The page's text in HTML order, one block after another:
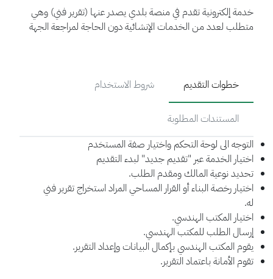
خدمة إلكترونية تقدم في منصة بلدي يصدر عنها (تقرير فني) وهي
متطلب لعدد من الخدمات الإنشائية دون الحاجة لمراجعة الجهة
خطوات التقديم شروط الاستخدام
المستندات المطلوبة
التوجه الى لوحة التحكم واختيار صفة المستخدم
اختيار الخدمة عبر "تقديم جديد" لبدء التقديم
تحديد نوعية المالك ومقدم الطلب.
اختيار رخصة البناء أو القرار المساحي المراد استخراج تقرير فني
له.
اختيار المكتب الهندسي.
إرسال الطلب للمكتب الهندسي.
يقوم المكتب الهندسي بإكمال البيانات وإعداد التقرير.
تقوم الأمانة باعتماد التقرير.